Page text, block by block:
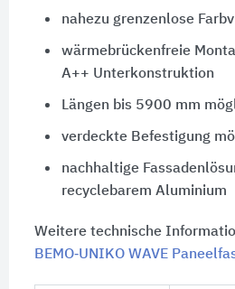
nahezu grenzenlose
wärmebrückenfreie
A++ Unterkonstruktion
Längen bis 5900 mm
verdeckte Befestigung
nachhaltige
recyclebarem Aluminium
Weitere technische
BEMO‑UNIKO WAVE